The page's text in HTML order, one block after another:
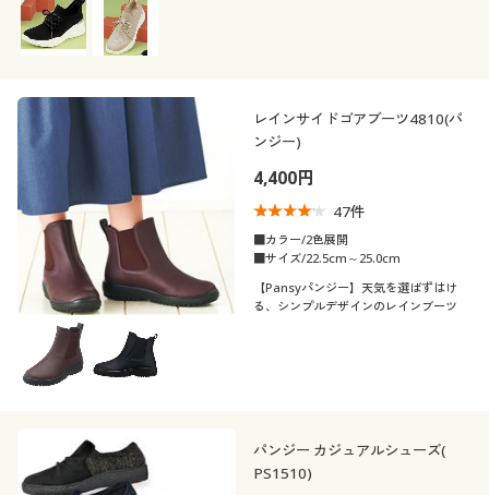
レインサイドゴアブーツ4810(パ
ンジー)
4,400円
47件
■カラー/2色展開
■サイズ/22.5cm～25.0cm
【Pansyパンジー】天気を選ばずはけ
る、シンプルデザインのレインブーツ
パンジー カジュアルシューズ(
PS1510)